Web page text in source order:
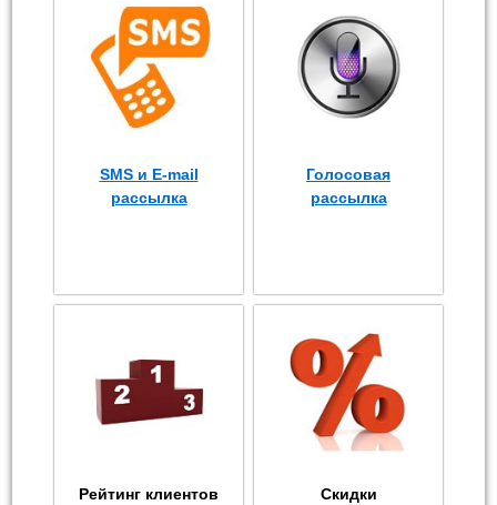
SMS и E-mail
рассылка
Голосовая
рассылка
Рейтинг клиентов Скидки